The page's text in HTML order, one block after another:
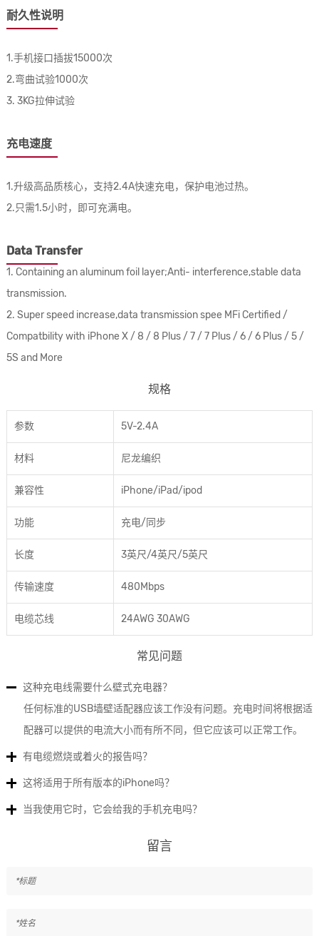
耐久性说明
1.手机接口插拔15000次
2.弯曲试验1000次
3. 3KG拉伸试验
充电速度
1.升级高品质核心，支持2.4A快速充电，保护电池过热。
2.只需1.5小时，即可充满电。
Data Transfer
1. Containing an aluminum foil layer;Anti- interference,stable data
transmission.
2. Super speed increase,data transmission spee MFi Certified /
Compatbility with iPhone X / 8 / 8 Plus / 7 / 7 Plus / 6 / 6 Plus / 5 /
5S and More
规格
参数 5V-2.4A
材料 尼龙编织
兼容性 iPhone/iPad/ipod
功能 充电/同步
长度 3英尺/4英尺/5英尺
传输速度 480Mbps
电缆芯线 24AWG 30AWG
常见问题
这种充电线需要什么壁式充电器？
任何标准的USB墙壁适配器应该工作没有问题。充电时间将根据适
配器可以提供的电流大小而有所不同，但它应该可以正常工作。
有电缆燃烧或着火的报告吗？
这将适用于所有版本的iPhone吗？
当我使用它时，它会给我的手机充电吗？
留言